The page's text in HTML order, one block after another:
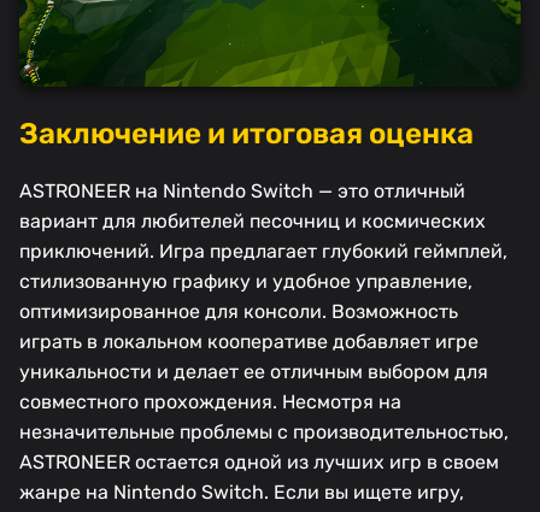
Заключение и итоговая оценка
ASTRONEER на Nintendo Switch — это отличный
вариант для любителей песочниц и космических
приключений. Игра предлагает глубокий геймплей,
стилизованную графику и удобное управление,
оптимизированное для консоли. Возможность
играть в локальном кооперативе добавляет игре
уникальности и делает ее отличным выбором для
совместного прохождения. Несмотря на
незначительные проблемы с производительностью,
ASTRONEER остается одной из лучших игр в своем
жанре на Nintendo Switch. Если вы ищете игру,